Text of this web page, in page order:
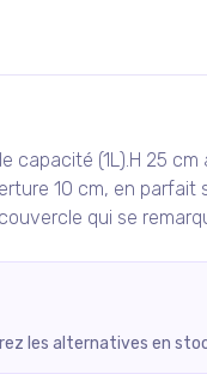
capacité (1L).H 25
10 cm, en parfait
qui se
les alternatives en